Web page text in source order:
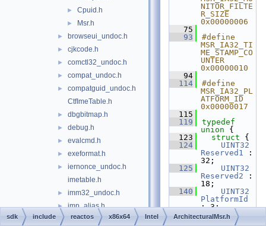
► Cpuid.h
► Msr.h
► browseui_undoc.h
► cjkcode.h
► comctl32_undoc.h
► compat_undoc.h
►
compatguid_undoc.h
CtfImeTable.h
► dbgbitmap.h
► debug.h
► evalcmd.h
► exeformat.h
►
iernonce_undoc.h
imetable.h
► imm32_undoc.h
► imp_alias.h
► iphlpapi_undoc.h
NITOR_FILTE
R_SIZE
0x00000006
   75
   93
#define
MSR_IA32_TI
ME_STAMP_CO
UNTER
0x00000010
   94
  114
#define
MSR_IA32_PL
ATFORM_ID
0x00000017
  115
  119
typedef
union {
  123
struct {
  124
UINT32
Reserved1 :
32;
  125
UINT32
Reserved2 :
18;
  140
UINT32
PlatformId
: 3;
  141
UINT32
Reserved3
sdk include reactos x86x64 Intel ArchitecturalMsr.h